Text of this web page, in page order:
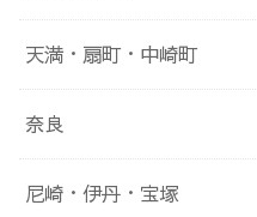
天満・扇町・中崎町
奈良
尼崎・伊丹・宝塚